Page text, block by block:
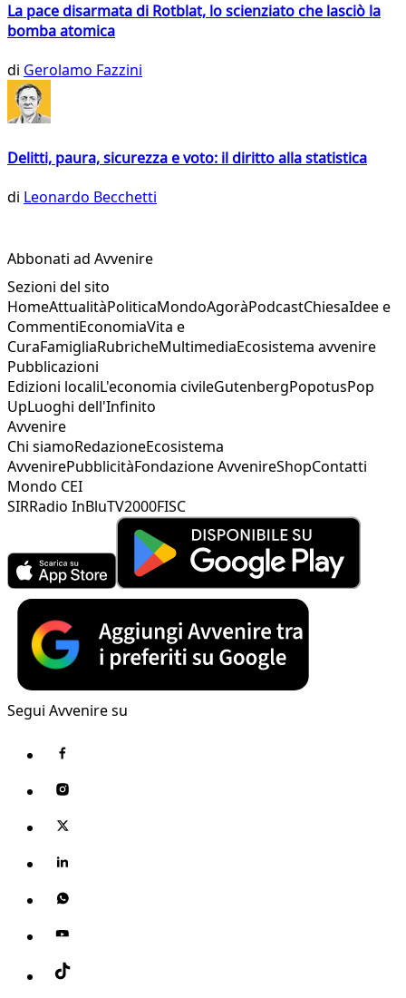
La pace disarmata di Rotblat, lo scienziato che lasciò la
bomba atomica
di Gerolamo Fazzini
Delitti, paura, sicurezza e voto: il diritto alla statistica
di Leonardo Becchetti
Abbonati ad Avvenire
Sezioni del sito
HomeAttualitàPoliticaMondoAgoràPodcastChiesaIdee e
CommentiEconomiaVita e
CuraFamigliaRubricheMultimediaEcosistema avvenire
Pubblicazioni
Edizioni localiL'economia civileGutenbergPopotusPop
UpLuoghi dell'Infinito
Avvenire
Chi siamoRedazioneEcosistema
AvvenirePubblicitàFondazione AvvenireShopContatti
Mondo CEI
SIRRadio InBluTV2000FISC
Segui Avvenire su